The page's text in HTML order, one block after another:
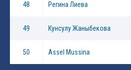
48 Регина Лиева
49 Кунсулу Жаныбекова
50 Assel Mussina